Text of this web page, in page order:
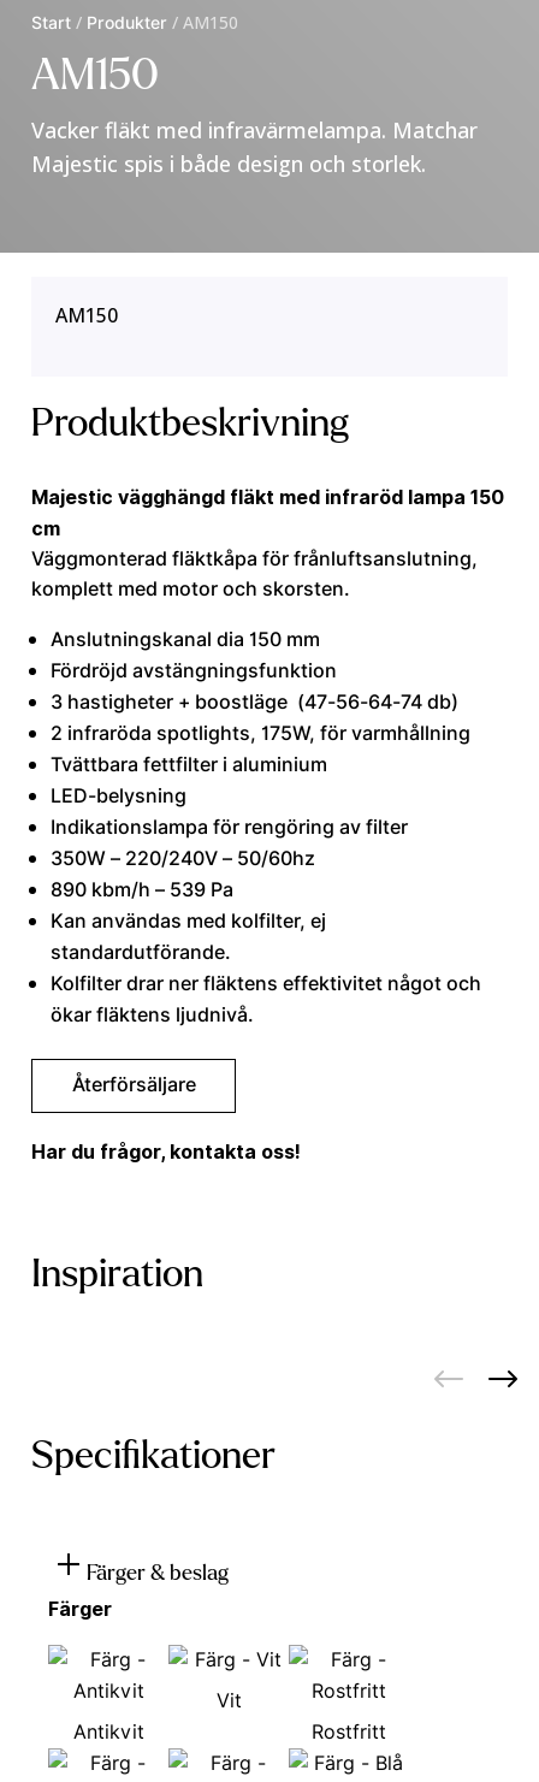
Start / Produkter /AM150
AM150
Vacker fläkt med infravärmelampa. Matchar
Majestic spis i både design och storlek.
Produktbeskrivning
Majestic vägghängd fläkt med infraröd lampa 150
cm
Väggmonterad fläktkåpa för frånluftsanslutning,
komplett med motor och skorsten.
Anslutningskanal dia 150 mm
Fördröjd avstängningsfunktion
3 hastigheter + boostläge (47-56-64-74 db)
2 infraröda spotlights, 175W, för varmhållning
Tvättbara fettfilter i aluminium
LED-belysning
Indikationslampa för rengöring av filter
350W – 220/240V – 50/60hz
890 kbm/h – 539 Pa
Kan användas med kolfilter, ej
standardutförande.
Kolfilter drar ner fläktens effektivitet något och
ökar fläktens ljudnivå.
Återförsäljare
Har du frågor, kontakta oss!
AM150
Inspiration
Specifikationer
Färger & beslag
Färger
Antikvit
Vit
Rostfritt